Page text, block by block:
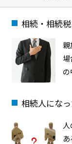
相続・相続
相続人にな